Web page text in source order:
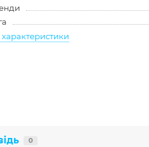
характеристики
0